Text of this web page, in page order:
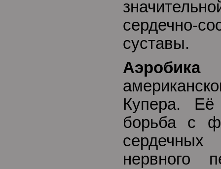
сердечно-
суставы.
Купера. Её
борьба с
нервного